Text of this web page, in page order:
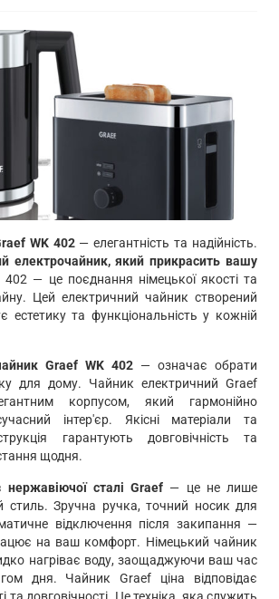
WK 402— елегантність та надійність.
електрочайник, який прикрасить вашу
402 — це поєднання німецької якості та
Цей електричний чайник створений
естетику та функціональність у кожній
Graef WK 402 — означає обрати
для дому. Чайник електричний Graef
корпусом, який гармонійно
інтер'єр. Якісні матеріали та
гарантують довговічність та
щодня.
нержавіючої сталі Graef — це не лише
стиль. Зручна ручка, точний носик для
відключення після закипання —
на ваш комфорт. Німецький чайник
нагріває воду, заощаджуючи ваш час
дня. Чайник Graef ціна відповідає